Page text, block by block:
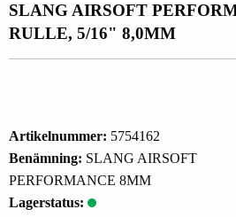
SLANG AIRSOFT
RULLE, 5/16" 8,0MM
Artikelnummer: 5754162
Benämning: SLANG AIRSOFT
PERFORMANCE 8MM
Lagerstatus: